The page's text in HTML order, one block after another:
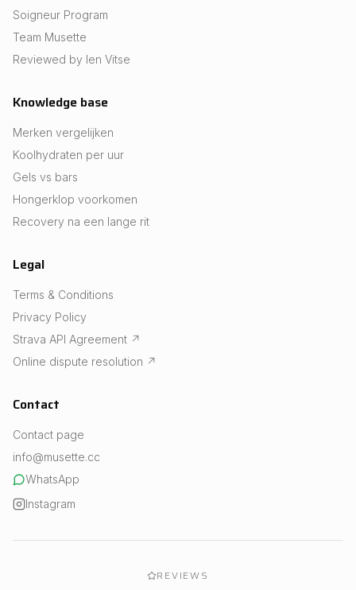
Soigneur Program
Team Musette
Reviewed by Ien Vitse
Knowledge base
Merken vergelijken
Koolhydraten per uur
Gels vs bars
Hongerklop voorkomen
Recovery na een lange rit
Legal
Terms & Conditions
Privacy Policy
Strava API Agreement ↗
Online dispute resolution ↗
Contact
Contact page
info@musette.cc
WhatsApp
Instagram
REVIEWS